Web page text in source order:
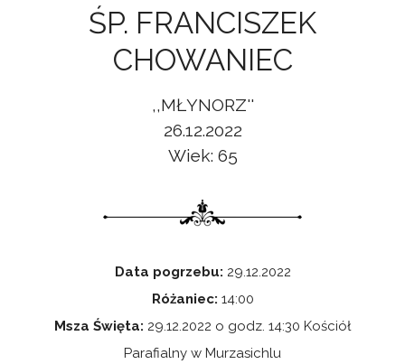
ŚP. FRANCISZEK
CHOWANIEC
,,MŁYNORZ''
26.12.2022
Wiek: 65
Data pogrzebu: 29.12.2022
Różaniec: 14:00
Msza Święta: 29.12.2022 o godz. 14:30 Kościół
Parafialny w Murzasichlu